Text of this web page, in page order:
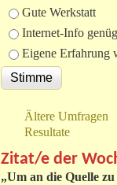
Gute Werkstatt
Internet-Info
Eigene Erfahrung
Ältere Umfragen
Resultate
Zitat/e der
„Um an die Quelle